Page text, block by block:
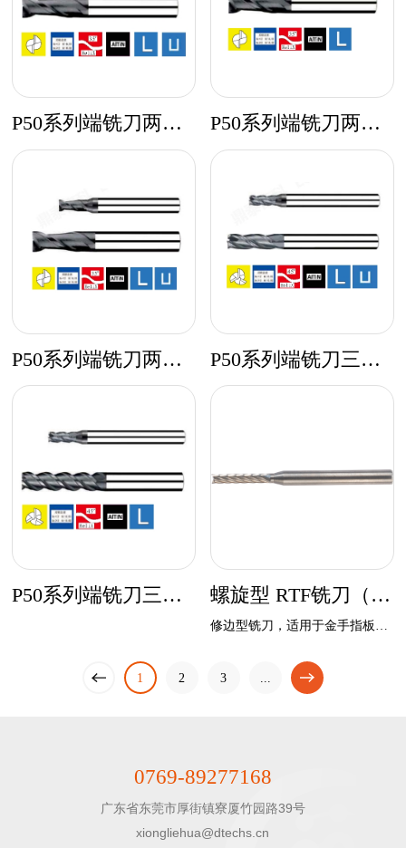
P50系列端铣刀两刃标准型 P50系列端铣刀两刃超长刃型
P50系列端铣刀两刃长刃型 P50系列端铣刀三刃标准型
P50系列端铣刀三刃长刃型 螺旋型 RTF铣刀（原ETR）
修边型铣⼑，适⽤于⾦⼿指板、特氟⻰板等精修,提供完美板边品质及良好的尺⼨精度。
上
1 2 3
下
0769-89277168
广东省东莞市厚街镇寮厦竹园路39号
xiongliehua@dtechs.cn